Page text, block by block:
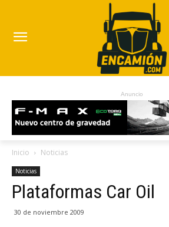
Anuncio
Inicio Noticias
Noticias
Plataformas Car Oil
30 de noviembre 2009